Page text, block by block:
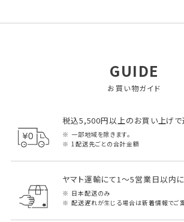
GUIDE
お買い物ガイド
税込5,500円以上のお買い上げ
一部地域を除きます。
1配送先ごとの合計金額
ヤマト運輸にて1～5営業日以内
日本配送のみ
配送遅れが生じる場合は新着情報でご